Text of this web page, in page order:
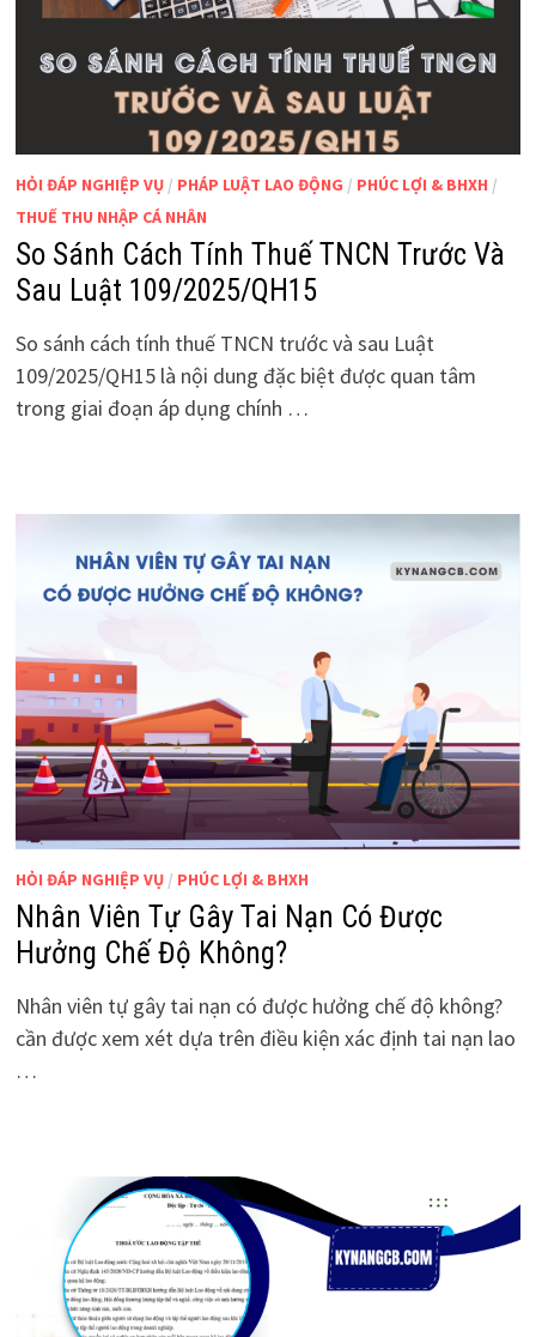
HỎI ĐÁP NGHIỆP VỤ/ PHÁP LUẬT LAO ĐỘNG / PHÚC LỢI & BHXH /
THUẾ THU NHẬP CÁ NHÂN
So Sánh Cách Tính Thuế TNCN Trước Và
Sau Luật 109/2025/QH15
So sánh cách tính thuế TNCN trước và sau Luật
109/2025/QH15 là nội dung đặc biệt được quan tâm
trong giai đoạn áp dụng chính …
HỎI ĐÁP NGHIỆP VỤ/ PHÚC LỢI & BHXH
Nhân Viên Tự Gây Tai Nạn Có Được
Hưởng Chế Độ Không?
Nhân viên tự gây tai nạn có được hưởng chế độ không?
cần được xem xét dựa trên điều kiện xác định tai nạn lao
…